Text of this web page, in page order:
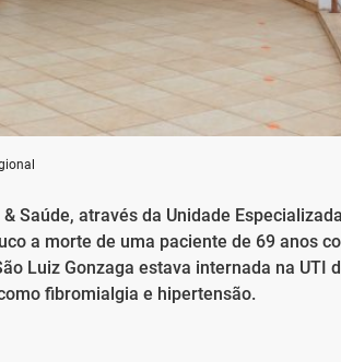
Saúde, através da Unidade
a morte de uma paciente de 69 anos
Luiz Gonzaga estava internada na UTI
fibromialgia e hipertensão.